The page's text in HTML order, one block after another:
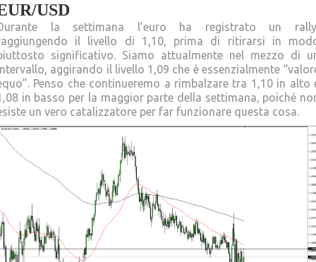
USD
la settimana l’euro ha registrato un
il livello di 1,10, prima di ritirarsi in
significativo. Siamo attualmente nel mezzo di
aggirando il livello 1,09 che è essenzialmente
Penso che continueremo a rimbalzare tra 1,10 in alto
in basso per la maggior parte della settimana, poiché
un vero catalizzatore per far funzionare questa cosa.